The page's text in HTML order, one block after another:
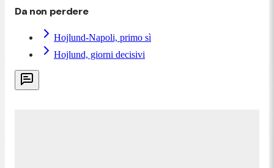
Da non perdere
Hojlund-Napoli, primo sì
Hojlund, giorni decisivi